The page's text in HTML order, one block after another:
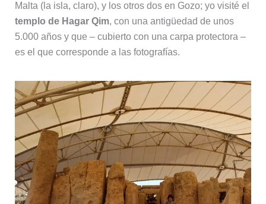
Malta (la isla, claro), y los otros dos en Gozo; yo visité el
templo de Hagar Qim, con una antigüedad de unos
5.000 años y que – cubierto con una carpa protectora –
es el que corresponde a las fotografías.